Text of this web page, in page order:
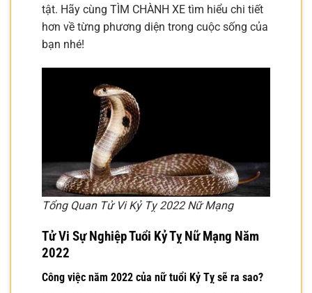
tật. Hãy cùng TÌM CHÀNH XE tìm hiểu chi tiết
hơn về từng phương diện trong cuộc sống của
bạn nhé!
Tổng Quan Tử Vi Kỷ Tỵ 2022 Nữ Mạng
Tử Vi Sự Nghiệp Tuổi Kỷ Tỵ Nữ Mạng Năm
2022
Công việc năm 2022 của nữ tuổi Kỷ Tỵ sẽ ra sao?